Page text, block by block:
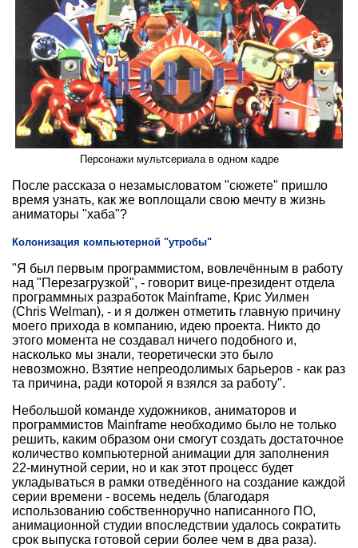
Персонажи мультсериала в одном кадре
После рассказа о незамысловатом "сюжете" пришло
время узнать, как же воплощали свою мечту в жизнь
аниматоры "хаба"?
Колонизация компьютерной "утробы"
"Я был первым программистом, вовлечённым в работу
над "Перезагрузкой", - говорит вице-президент отдела
программных разработок Mainframe, Крис Уилмен
(Chris Welman), - и я должен отметить главную причину
моего прихода в компанию, идею проекта. Никто до
этого момента не создавал ничего подобного и,
насколько мы знали, теоретически это было
невозможно. Взятие непреодолимых барьеров - как раз
та причина, ради которой я взялся за работу".
Небольшой команде художников, аниматоров и
программистов Mainframe необходимо было не только
решить, каким образом они смогут создать достаточное
количество компьютерной анимации для заполнения
22-минутной серии, но и как этот процесс будет
укладываться в рамки отведённого на создание каждой
серии времени - восемь недель (благодаря
использованию собственноручно написанного ПО,
анимационной студии впоследствии удалось сократить
срок выпуска готовой серии более чем в два раза).